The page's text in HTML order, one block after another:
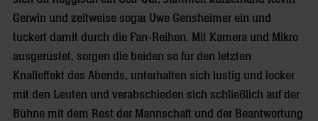
Gerwin und zeitweise sogar Uwe Gensheimer ein und
tuckert damit durch die Fan-Reihen. Mit Kamera und Mikro
ausgerüstet, sorgen die beiden so für den letzten
Knalleffekt des Abends, unterhalten sich lustig und locker
mit den Leuten und verabschieden sich schließlich auf der
Bühne mit dem Rest der Mannschaft und der Beantwortung